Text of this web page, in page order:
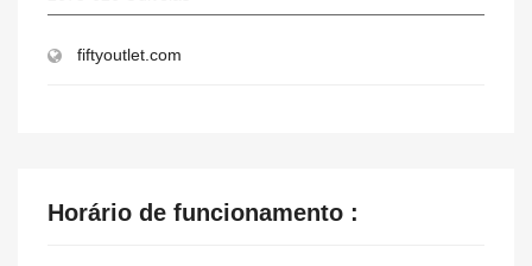
fiftyoutlet.com
Horário de funcionamento :